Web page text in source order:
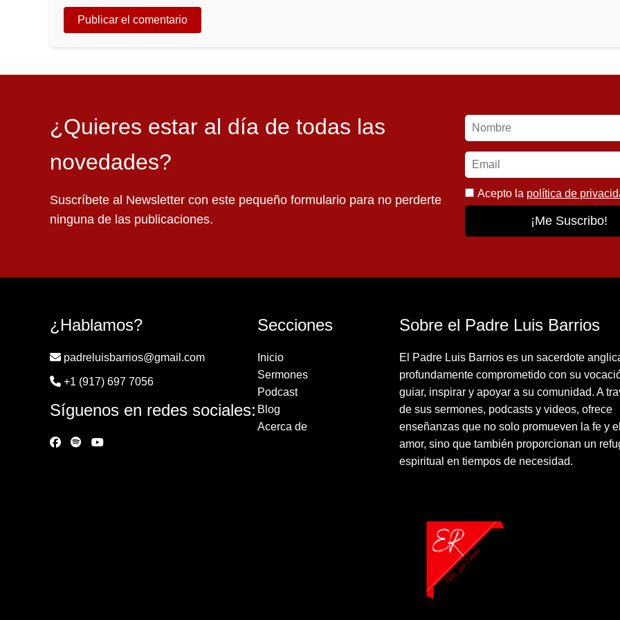
¿Quieres estar al día de todas las
novedades?
Suscríbete al Newsletter con este pequeño formulario para no perderte
ninguna de las publicaciones.
Acepto la política de
¿Hablamos?
padreluisbarrios@gmail.com
+1 (917) 697 7056
Síguenos en redes sociales:
Secciones
Inicio
Sermones
Podcast
Blog
Acerca de
Sobre el Padre Luis Barrios
El Padre Luis Barrios es un sacerdote
profundamente comprometido con su
guiar, inspirar y apoyar a su comunidad. A
de sus sermones, podcasts y videos, ofrece
enseñanzas que no solo promueven la fe y
amor, sino que también proporcionan un
espiritual en tiempos de necesidad.